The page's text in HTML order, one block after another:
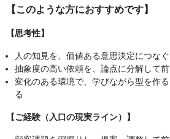
【このような方におすすめです】
【思考性】
人の知見を、価値ある意思決定につな
抽象度の高い依頼を、論点に分解して
変化のある環境で、学びながら型を作
る
【ご経験（入口の現実ライン）】